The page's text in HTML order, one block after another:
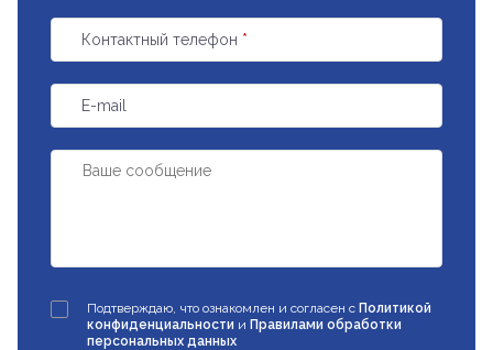
Контактный телефон *
E-mail
Подтверждаю, что ознакомлен и согласен с Политикой
конфиденциальности и Правилами обработки
персональных данных